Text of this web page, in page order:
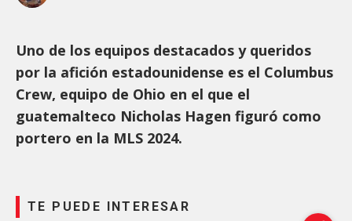
Uno de los equipos destacados y queridos
por la afición estadounidense es el Columbus
Crew, equipo de Ohio en el que el
guatemalteco Nicholas Hagen figuró como
portero en la MLS 2024.
TE PUEDE INTERESAR